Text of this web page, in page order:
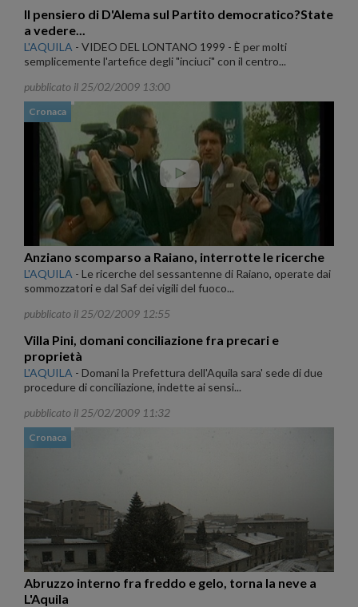
Il pensiero di D'Alema sul Partito democratico?State
a vedere...
L'AQUILA - VIDEO DEL LONTANO 1999 - È per molti
semplicemente l'artefice degli "inciuci" con il centro...
pubblicato il 25/02/2009 13:00
Cronaca
Anziano scomparso a Raiano, interrotte le ricerche
L'AQUILA - Le ricerche del sessantenne di Raiano, operate dai
sommozzatori e dal Saf dei vigili del fuoco...
pubblicato il 25/02/2009 12:55
Villa Pini, domani conciliazione fra precari e
proprietà
L'AQUILA - Domani la Prefettura dell'Aquila sara' sede di due
procedure di conciliazione, indette ai sensi...
pubblicato il 25/02/2009 11:32
Cronaca
Abruzzo interno fra freddo e gelo, torna la neve a
L'Aquila